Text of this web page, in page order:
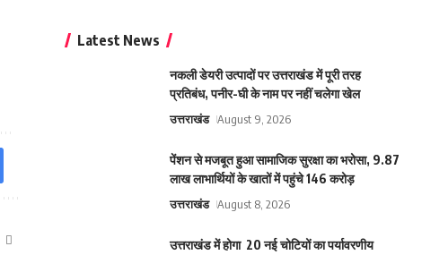
Latest News
नकली डेयरी उत्पादों पर उत्तराखंड में पूरी तरह
प्रतिबंध, पनीर-घी के नाम पर नहीं चलेगा खेल
उत्तराखंड August 9, 2026
पेंशन से मजबूत हुआ सामाजिक सुरक्षा का भरोसा, 9.87
लाख लाभार्थियों के खातों में पहुंचे 146 करोड़
उत्तराखंड August 8, 2026
उत्तराखंड में होगा 20 नई चोटियों का पर्यावरणीय